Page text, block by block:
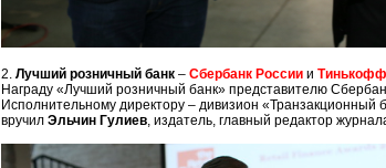
2. Лучший розничный банк – Сбербанк Россиии
Награду «Лучший розничный банк» представителю
Исполнительному директору – дивизион «Транзакционный
вручил Эльчин Гулиев, издатель, главный редактор